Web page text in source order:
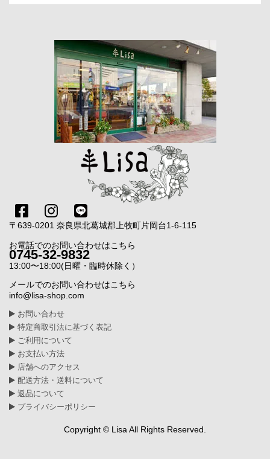
〒639-0201 奈良県北葛城郡上牧町片岡台1-6-115
お電話でのお問い合わせはこちら
0745-32-9832
13:00〜18:00(日曜・臨時休除く）
メールでのお問い合わせはこちら
info@lisa-shop.com
お問い合わせ
特定商取引法に基づく表記
ご利用について
お支払い方法
店舗へのアクセス
配送方法・送料について
返品について
プライバシーポリシー
Copyright © Lisa All Rights Reserved.